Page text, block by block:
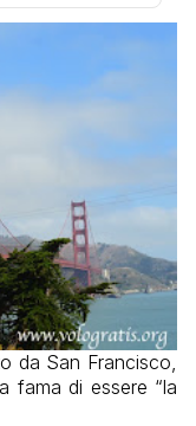
da San Francisco,
fama di essere “la